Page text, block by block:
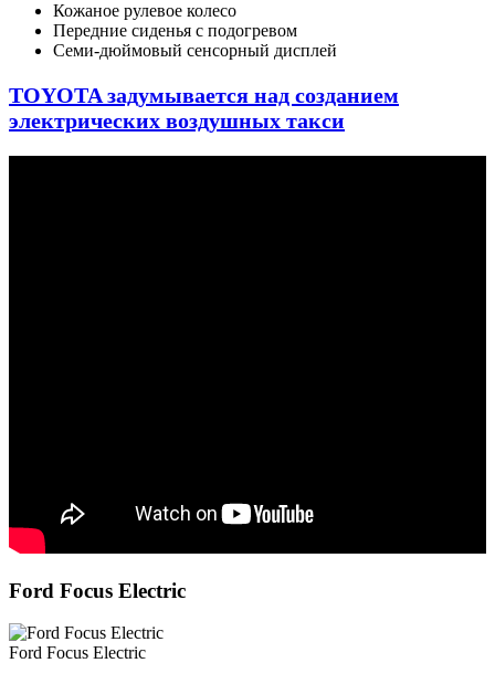
Кожаное рулевое колесо
Передние сиденья с подогревом
Семи-дюймовый сенсорный дисплей
TOYOTA задумывается над созданием
электрических воздушных такси
Ford Focus Electric
Ford Focus Electric